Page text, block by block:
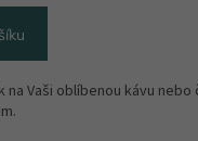
Vaši oblíbenou kávu